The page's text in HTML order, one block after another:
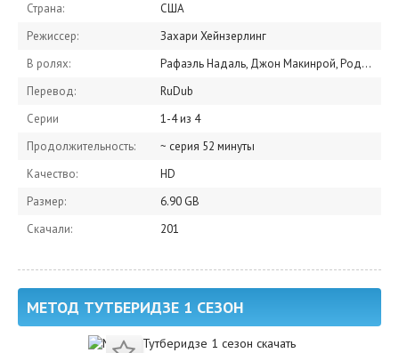
Страна:
США
Режиссер:
Захари Хейнзерлинг
В ролях:
Рафаэль Надаль, Джон Макинрой, Роджер Федерер, Новак Джокович
Перевод:
RuDub
Серии
1-4 из 4
Продолжительность:
~ серия 52 минуты
Качество:
HD
Размер:
6.90 GB
Скачали:
201
МЕТОД ТУТБЕРИДЗЕ 1 СЕЗОН